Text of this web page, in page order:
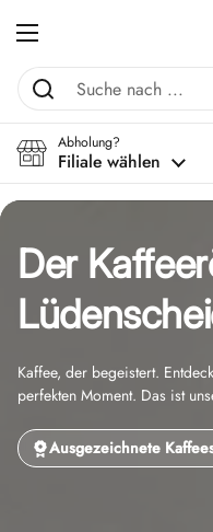
Menü öffnen
Abholung?
Filiale wählen
Der
Kaffee, der begeistert.
perfekten Moment. Das ist
Ausgezeichnete